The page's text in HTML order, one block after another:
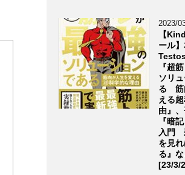
2023/
【
ール】
『超
ソリ
る 筋
える
由』
『暗
入門
を見
る』
[23/3/